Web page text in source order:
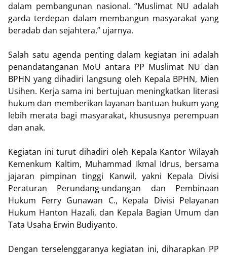
dalam pembangunan nasional. “Muslimat NU adalah
garda terdepan dalam membangun masyarakat yang
beradab dan sejahtera,” ujarnya.
Salah satu agenda penting dalam kegiatan ini adalah
penandatanganan MoU antara PP Muslimat NU dan
BPHN yang dihadiri langsung oleh Kepala BPHN, Mien
Usihen. Kerja sama ini bertujuan meningkatkan literasi
hukum dan memberikan layanan bantuan hukum yang
lebih merata bagi masyarakat, khususnya perempuan
dan anak.
Kegiatan ini turut dihadiri oleh Kepala Kantor Wilayah
Kemenkum Kaltim, Muhammad Ikmal Idrus, bersama
jajaran pimpinan tinggi Kanwil, yakni Kepala Divisi
Peraturan Perundang-undangan dan Pembinaan
Hukum Ferry Gunawan C., Kepala Divisi Pelayanan
Hukum Hanton Hazali, dan Kepala Bagian Umum dan
Tata Usaha Erwin Budiyanto.
Dengan terselenggaranya kegiatan ini, diharapkan PP